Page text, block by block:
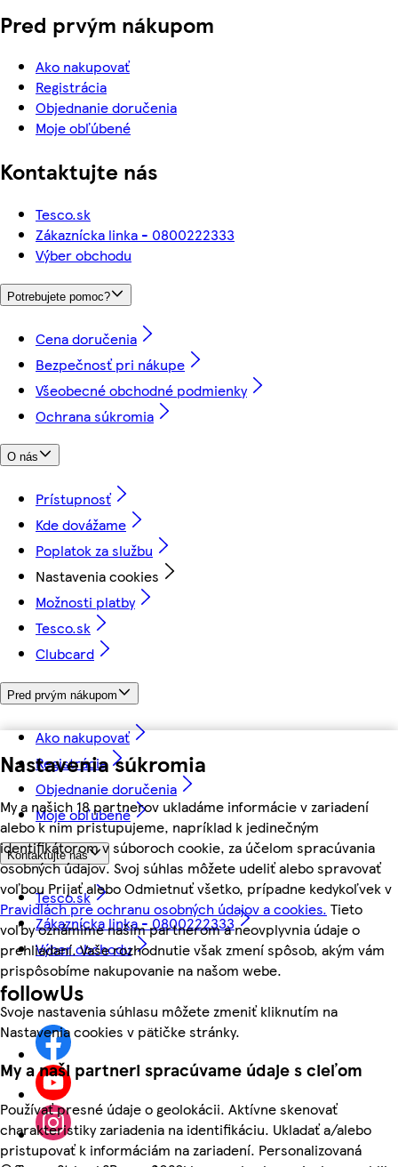
Nastavenia súkromia
My a našich 18 partnerov ukladáme informácie v zariadení
alebo k nim pristupujeme, napríklad k jedinečným
identifikátorom v súboroch cookie, za účelom spracúvania
osobných údajov. Svoj súhlas môžete udeliť alebo spravovať
voľbou Prijať alebo Odmietnuť všetko, prípadne kedykoľvek v
Pravidlách pre ochranu osobných údajov a cookies. Tieto
voľby oznámime našim partnerom a neovplyvnia údaje o
prehliadaní. Vaše rozhodnutie však zmení spôsob, akým vám
prispôsobíme nakupovanie na našom webe.
Svoje nastavenia súhlasu môžete zmeniť kliknutím na
Nastavenia cookies v pätičke stránky.
My a naši partneri spracúvame údaje s cieľom
Používať presné údaje o geolokácii. Aktívne skenovať
charakteristiky zariadenia na identifikáciu. Ukladať a/alebo
pristupovať k informáciám na zariadení. Personalizovaná
Pred prvým nákupom
Ako nakupovať
Registrácia
Objednanie doručenia
Moje obľúbené
Kontaktujte nás
Tesco.sk
Zákaznícka linka - 0800222333
Výber obchodu
Potrebujete pomoc?
Cena doručenia
Bezpečnosť pri nákupe
Všeobecné obchodné podmienky
Ochrana súkromia
O nás
Prístupnosť
Kde dovážame
Poplatok za službu
Nastavenia cookies
Možnosti platby
Tesco.sk
Clubcard
Pred prvým nákupom
Ako nakupovať
Registrácia
Objednanie doručenia
Moje obľúbené
Kontaktujte nás
Tesco.sk
Zákaznícka linka - 0800222333
Výber obchodu
followUs